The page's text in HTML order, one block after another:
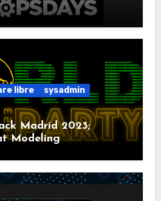
libre
sysadmin
Madrid 2023;
Modeling